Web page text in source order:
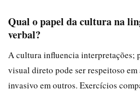
Qual o papel da cultura na
verbal?
A cultura influencia interpretações;
visual direto pode ser respeitoso em
invasivo em outros. Exercícios